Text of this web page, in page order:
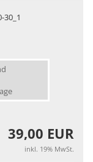
30_1
39,00 EUR
inkl. 19% MwSt.